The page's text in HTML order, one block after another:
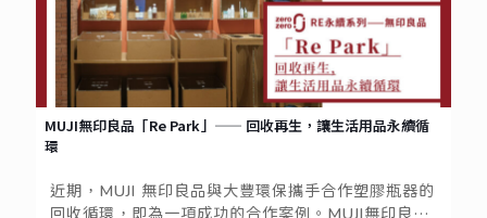
MUJI無印良品「Re Park」—— 回收再生，讓生活用品永續循
環
近期，MUJI 無印良品與大豐環保攜手合作塑膠瓶器的
回收循環，即為一項成功的合作案例。MUJI無印良品